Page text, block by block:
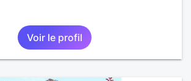
Voir le profil